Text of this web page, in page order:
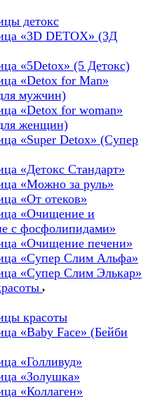
детокс
«3D DETOX» (3Д
«5Detox» (5 Детокс)
«Detox for Man»
мужчин)
«Detox for woman»
женщин)
«Super Detox» (Супер
«Детокс Стандарт»
«Можно за руль»
«От отеков»
«Очищение и
с фосфолипидами»
«Очищение печени»
«Супер Слим Альфа»
«Супер Слим Элькар»
красоты
«Baby Face» (Бейби
«Голливуд»
«Золушка»
«Коллаген»